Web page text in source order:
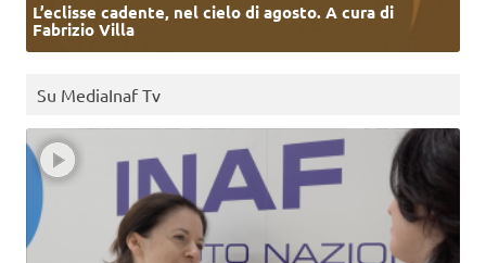
L’eclisse cadente, nel cielo di agosto. A cura di
Fabrizio Villa
Su MediaInaf Tv